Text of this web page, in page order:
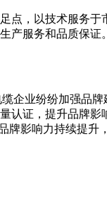
，以技术服务
产服务和品质保证。
企业纷纷加强品
证，提升品牌
影响力持续提升